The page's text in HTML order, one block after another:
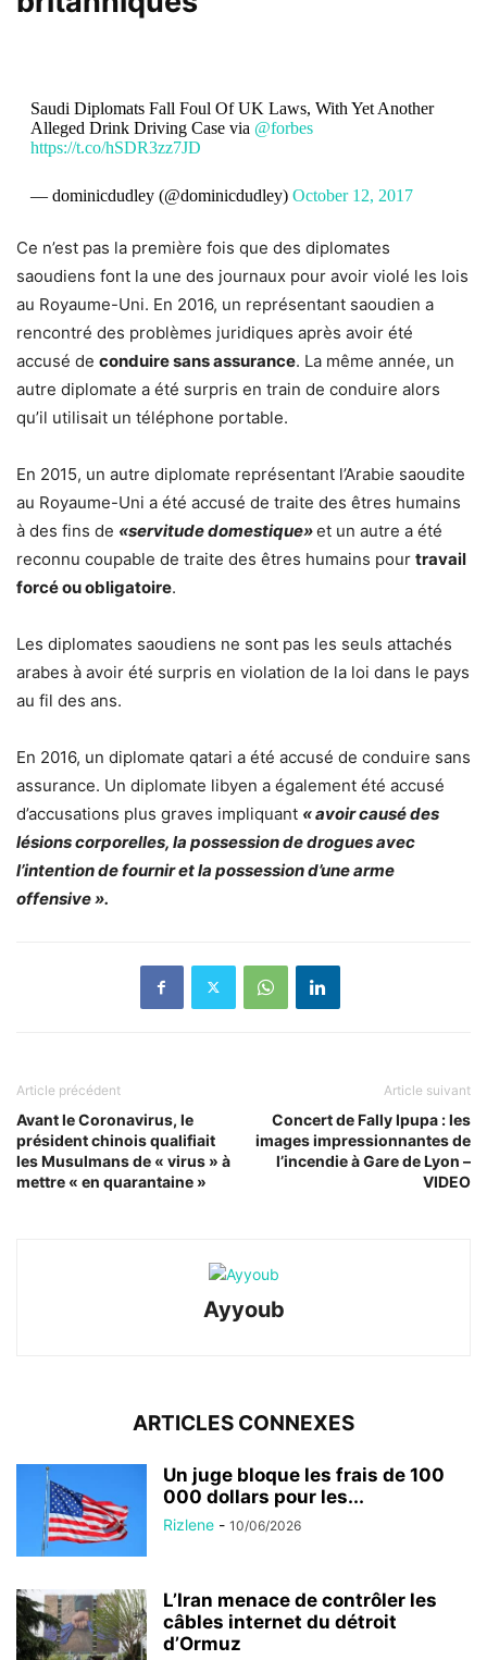
Saudi Diplomats Fall Foul Of UK Laws, With Yet Another
Alleged Drink Driving Case via @forbes
https://t.co/hSDR3zz7JD
— dominicdudley (@dominicdudley) October 12, 2017
Ce n’est pas la première fois que des diplomates
saoudiens font la une des journaux pour avoir violé les lois
au Royaume-Uni. En 2016, un représentant saoudien a
rencontré des problèmes juridiques après avoir été
accusé de conduire sans assurance. La même année, un
autre diplomate a été surpris en train de conduire alors
qu’il utilisait un téléphone portable.
En 2015, un autre diplomate représentant l’Arabie saoudite
au Royaume-Uni a été accusé de traite des êtres humains
à des fins de «servitude domestique»et un autre a été
reconnu coupable de traite des êtres humains pour travail
forcé ou obligatoire.
Les diplomates saoudiens ne sont pas les seuls attachés
arabes à avoir été surpris en violation de la loi dans le pays
au fil des ans.
En 2016, un diplomate qatari a été accusé de conduire sans
assurance. Un diplomate libyen a également été accusé
d’accusations plus graves impliquant « avoir causé des
lésions corporelles, la possession de drogues avec
l’intention de fournir et la possession d’une arme
offensive ».
Article précédent
Avant le Coronavirus, le
président chinois qualifiait
les Musulmans de « virus » à
mettre « en quarantaine »
Article suivant
Concert de Fally Ipupa : les
images impressionnantes de
l’incendie à Gare de Lyon –
VIDEO
Ayyoub
ARTICLES CONNEXES
Un juge bloque les frais de 100
000 dollars pour les...
Rizlene - 10/06/2026
L’Iran menace de contrôler les
câbles internet du détroit
d’Ormuz